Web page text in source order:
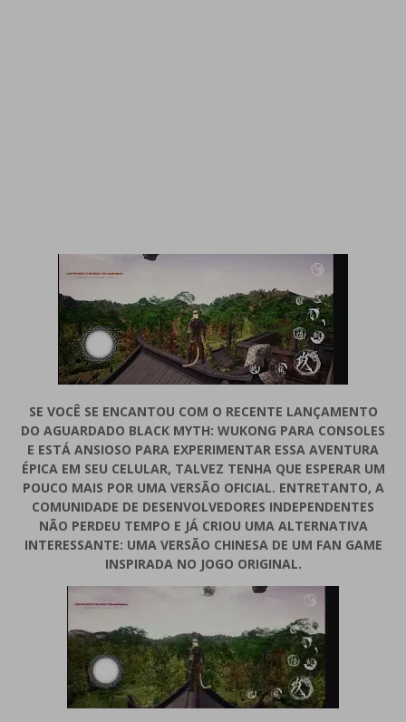
SE VOCÊ SE ENCANTOU COM O RECENTE LANÇAMENTO
DO AGUARDADO BLACK MYTH: WUKONG PARA CONSOLES
E ESTÁ ANSIOSO PARA EXPERIMENTAR ESSA AVENTURA
ÉPICA EM SEU CELULAR, TALVEZ TENHA QUE ESPERAR UM
POUCO MAIS POR UMA VERSÃO OFICIAL. ENTRETANTO, A
COMUNIDADE DE DESENVOLVEDORES INDEPENDENTES
NÃO PERDEU TEMPO E JÁ CRIOU UMA ALTERNATIVA
INTERESSANTE: UMA VERSÃO CHINESA DE UM FAN GAME
INSPIRADA NO JOGO ORIGINAL.